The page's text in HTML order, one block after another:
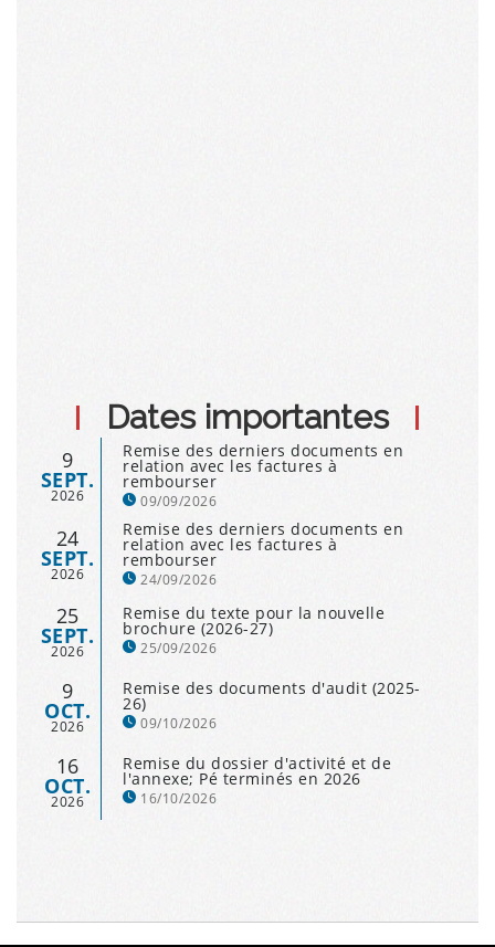
Dates importantes
9
SEPT.
2026
Remise des derniers documents en
relation avec les factures à
rembourser
09/09/2026
24
SEPT.
2026
Remise des derniers documents en
relation avec les factures à
rembourser
24/09/2026
25
SEPT.
2026
Remise du texte pour la nouvelle
brochure (2026-27)
25/09/2026
9
OCT.
2026
Remise des documents d'audit (2025-
26)
09/10/2026
16
OCT.
2026
Remise du dossier d'activité et de
l'annexe; Pé terminés en 2026
16/10/2026